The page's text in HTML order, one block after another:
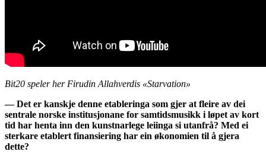
Bit20 speler her Firudin Allahverdis «Starvation»
— Det er kanskje denne etableringa som gjer at fleire av dei
sentrale norske institusjonane for samtidsmusikk i løpet av kort
tid har henta inn den kunstnarlege leiinga si utanfrå? Med ei
sterkare etablert finansiering har ein økonomien til å gjera
dette?